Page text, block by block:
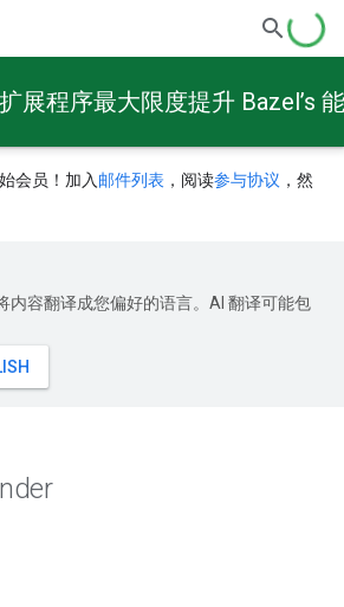
展程序最大限度提升 Bazel’s
会员！加入 邮件列表 ，阅读参与协议 ，然
内容翻译成您偏好的语言。AI 翻译可能包